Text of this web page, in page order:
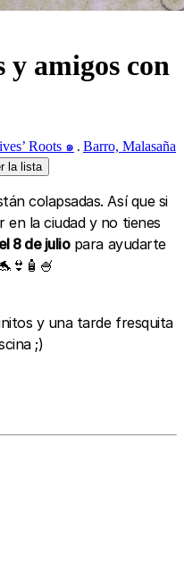
amigos con
Roots ๑ Barro, Malasaña
la lista
colapsadas. Así que si
en la ciudad y no tienes
el 8 de juliopara ayudarte
y una tarde fresquita
;)